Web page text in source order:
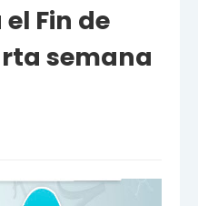
el Fin de
semana